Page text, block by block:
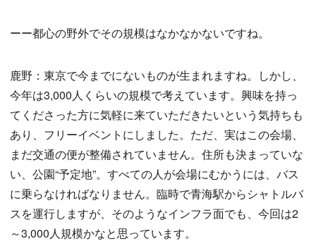
ーー都心の野外でその規模はなかなかないですね。
鹿野：東京で今までにないものが生まれますね。しかし、
今年は3,000人くらいの規模で考えています。興味を持っ
てくださった方に気軽に来ていただきたいという気持ちも
あり、フリーイベントにしました。ただ、実はこの会場、
まだ交通の便が整備されていません。住所も決まっていな
い、公園“予定地”。すべての人が会場にむかうには、バス
に乗らなければなりません。臨時で青海駅からシャトルバ
スを運行しますが、そのようなインフラ面でも、今回は2
～3,000人規模かなと思っています。